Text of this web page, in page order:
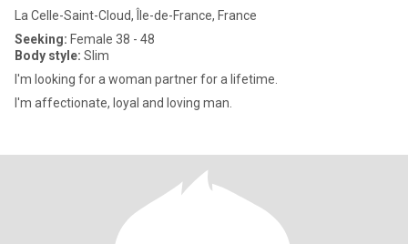
La Celle-Saint-Cloud, Île-de-France, France
Seeking: Female 38 - 48
Body style: Slim
I'm looking for a woman partner for a lifetime.
I'm affectionate, loyal and loving man.